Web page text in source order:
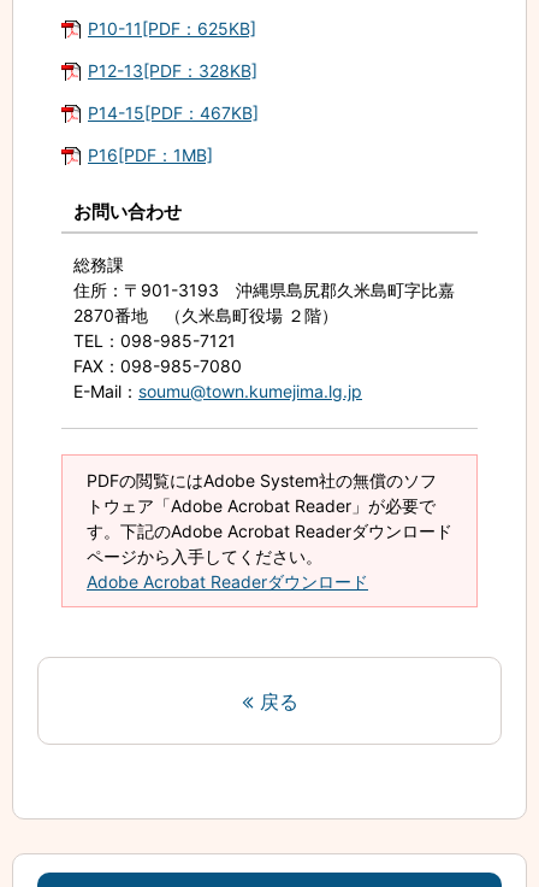
P10-11[PDF：625KB]
P12-13[PDF：328KB]
P14-15[PDF：467KB]
P16[PDF：1MB]
お問い合わせ
総務課
住所 ：〒901-3193 沖縄県島尻郡久米島町字比嘉
2870番地 （久米島町役場 ２階）
TEL
：098-985-7121
FAX ：098-985-7080
E-Mail ： soumu@town.kumejima.lg.jp
PDFの閲覧にはAdobe System社の無償のソフ
トウェア「Adobe Acrobat Reader」が必要で
す。下記のAdobe Acrobat Readerダウンロード
ページから入手してください。
Adobe Acrobat Readerダウンロード
戻る